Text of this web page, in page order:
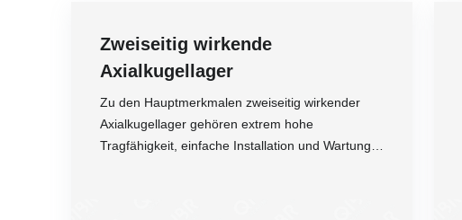
Zweiseitig wirkende
Axialkugellager
Zu den Hauptmerkmalen zweiseitig wirkender
Axialkugellager gehören extrem hohe
Tragfähigkeit, einfache Installation und Wartung,